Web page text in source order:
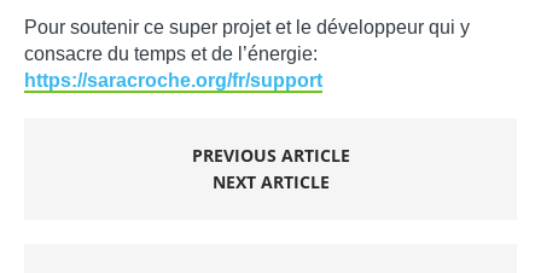
Pour soutenir ce super projet et le développeur qui y
consacre du temps et de l’énergie:
https://saracroche.org/fr/support
PREVIOUS ARTICLE
NEXT ARTICLE